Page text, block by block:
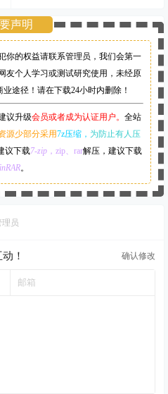
声明
你的权益请联系管理员， 我们会第一
友个人学习或测试研究使用，未经原
途径！请在下载24小时内删除！
议升级会员或者成为认证用户。 全站
源少部分采用7z压缩， 为防止有人压
议下载7-zip，zip、rar解压，建议下载
。
理员
！ 确认修改